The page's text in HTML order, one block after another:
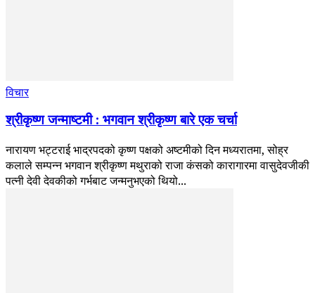
विचार
श्रीकृष्ण जन्माष्टमी : भगवान श्रीकृष्ण बारे एक चर्चा
नारायण भट्टराई भाद्रपदको कृष्ण पक्षको अष्टमीको दिन मध्यरातमा, सोह्र
कलाले सम्पन्न भगवान श्रीकृष्ण मथुराको राजा कंसको कारागारमा वासुदेवजीकी
पत्नी देवी देवकीको गर्भबाट जन्मनुभएको थियो...